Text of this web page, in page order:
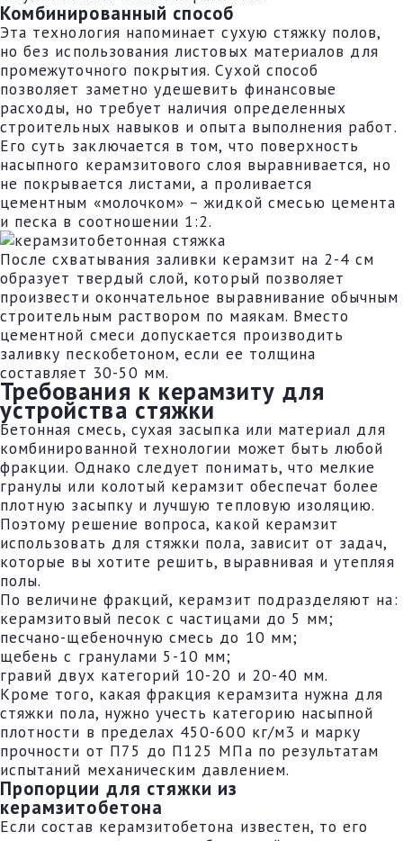
Комбинированный способ
Эта технология напоминает сухую стяжку полов,
но без использования листовых материалов для
промежуточного покрытия. Сухой способ
позволяет заметно удешевить финансовые
расходы, но требует наличия определенных
строительных навыков и опыта выполнения работ.
Его суть заключается в том, что поверхность
насыпного керамзитового слоя выравнивается, но
не покрывается листами, а проливается
цементным «молочком» – жидкой смесью цемента
и песка в соотношении 1:2.
После схватывания заливки керамзит на 2-4 см
образует твердый слой, который позволяет
произвести окончательное выравнивание обычным
строительным раствором по маякам. Вместо
цементной смеси допускается производить
заливку пескобетоном, если ее толщина
составляет 30-50 мм.
Требования к керамзиту для
устройства стяжки
Бетонная смесь, сухая засыпка или материал для
комбинированной технологии может быть любой
фракции. Однако следует понимать, что мелкие
гранулы или колотый керамзит обеспечат более
плотную засыпку и лучшую тепловую изоляцию.
Поэтому решение вопроса, какой керамзит
использовать для стяжки пола, зависит от задач,
которые вы хотите решить, выравнивая и утепляя
полы.
По величине фракций, керамзит подразделяют на:
керамзитовый песок с частицами до 5 мм;
песчано-щебеночную смесь до 10 мм;
щебень с гранулами 5-10 мм;
гравий двух категорий 10-20 и 20-40 мм.
Кроме того, какая фракция керамзита нужна для
стяжки пола, нужно учесть категорию насыпной
плотности в пределах 450-600 кг/м3 и марку
прочности от П75 до П125 МПа по результатам
испытаний механическим давлением.
Пропорции для стяжки из
керамзитобетона
Если состав керамзитобетона известен, то его